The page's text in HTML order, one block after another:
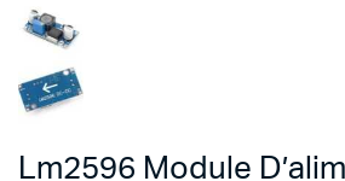
Lm2596 Module